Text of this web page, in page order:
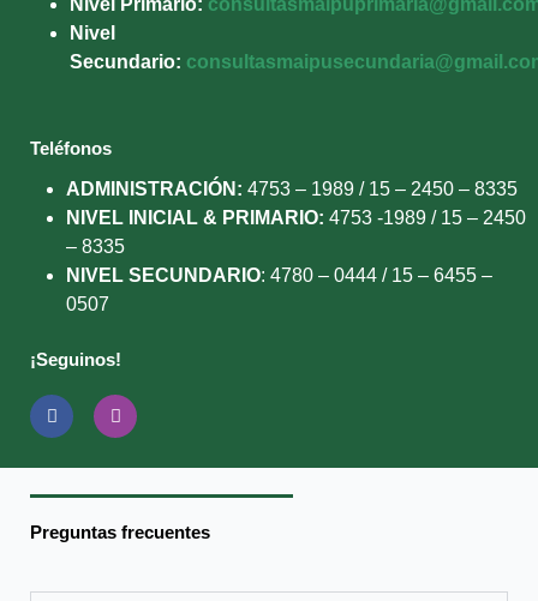
Nivel Primario:
Nivel
Secundario:
Teléfonos
ADMINISTRACIÓN: 4753 – 1989 / 15 – 2450 – 8335
NIVEL INICIAL & PRIMARIO: 4753 -1989 / 15 – 2450
– 8335
NIVEL SECUNDARIO: 4780 – 0444 / 15 – 6455 –
0507
¡Seguinos!
F
a
c
b
o
k
I
n
s
a
g
a
Preguntas frecuentes